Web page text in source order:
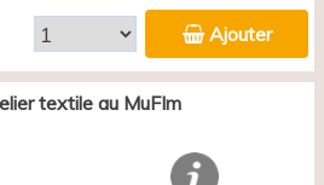
Ajouter
textile au MuFIm